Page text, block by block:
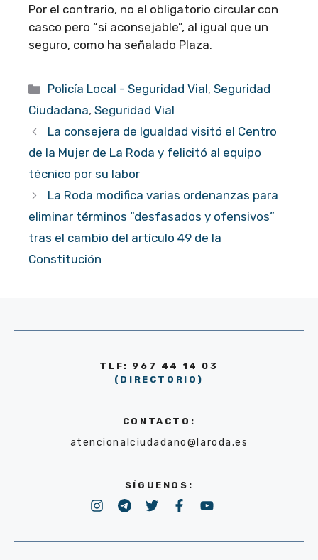
Por el contrario, no el obligatorio circular con
casco pero “sí aconsejable”, al igual que un
seguro, como ha señalado Plaza.
Categorías
Policía Local - Seguridad Vial,Seguridad
Ciudadana, Seguridad Vial
La consejera de Igualdad visitó el Centro
de la Mujer de La Roda y felicitó al equipo
técnico por su labor
La Roda modifica varias ordenanzas para
eliminar términos “desfasados y ofensivos”
tras el cambio del artículo 49 de la
Constitución
TLF: 967 44 14 03
(DIRECTORIO)
CONTACTO:
atencionalciudadano@laroda.es
SÍGUENOS: